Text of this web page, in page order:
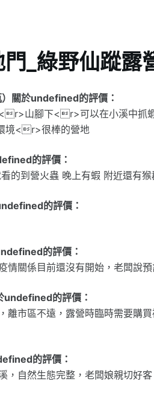
_綠野仙蹤
關於undefined的評價：
山腳下<r>可以在小溪中
境<r>很棒的營地
的評價：
的到營火蟲 晚上有蝦 附近還有
的評價：
的評價：
情關係目前還沒有開始，老闆說預
的評價：
離市區不遠，露營時臨時需要購
的評價：
，自然生態完整，老闆娘親切好